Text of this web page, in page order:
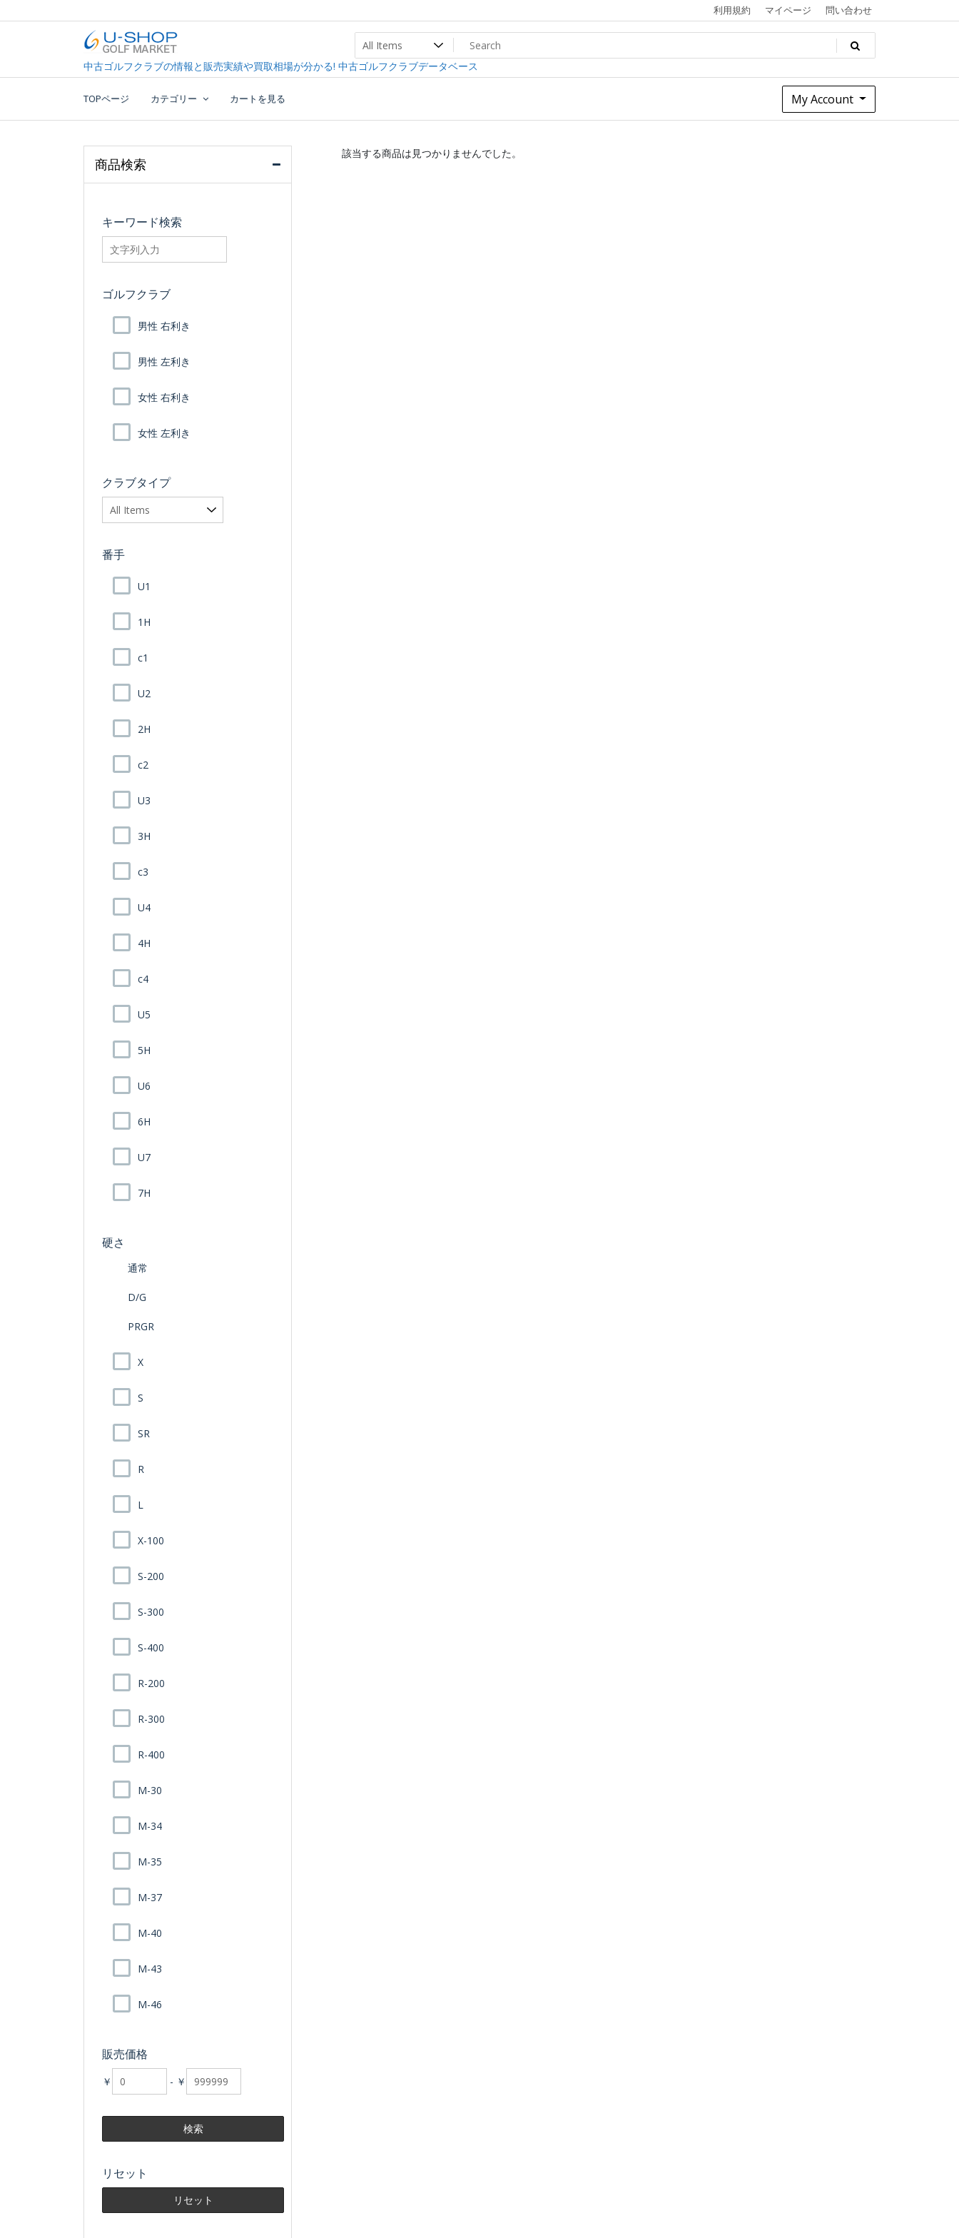
to
利用規約 マイページ 問い合わせ
U-SHOP Golf Market dev
中古ゴルフクラブ最大級！U-SHOPゴルフマーケット
中古ゴルフクラブの情報と販売実績や買取相場が分かる! 中古ゴルフクラブデータベース
TOPページ カテゴリー カートを見る My Account
該当する商品は見つかりませんでした。
商品検索
キーワード検索
searchfilter_pro
ゴルフクラブ
男性 右利き
男性 左利き
女性 右利き
女性 左利き
クラブタイプ
番手
U1
1H
c1
U2
2H
c2
U3
3H
c3
U4
4H
c4
U5
5H
U6
6H
U7
7H
硬さ
通常
D/G
PRGR
X
S
SR
R
L
X-100
S-200
S-300
S-400
R-200
R-300
R-400
M-30
M-34
M-35
M-37
M-40
M-43
M-46
販売価格
￥ - ￥
リセット